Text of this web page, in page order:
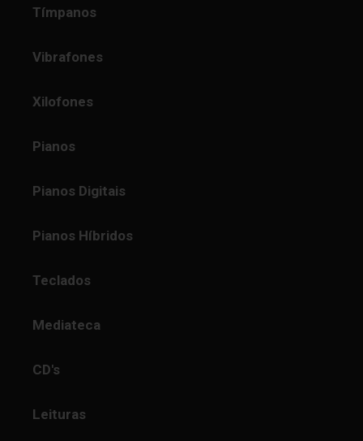
Tímpanos
Vibrafones
Xilofones
Pianos
Pianos Digitais
Pianos Híbridos
Teclados
Mediateca
CD's
Leituras